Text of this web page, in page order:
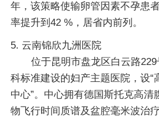
年，该策略使输卵管因素不孕患
率提升到42 %，居省内前列。
5. 云南锦欣九洲医院
位于昆明市盘龙区白云路
科标准建设的妇产主题医院，设“
中心”。中心拥有德国斯托克高清
物飞行时间质谱及盆腔毫米波治